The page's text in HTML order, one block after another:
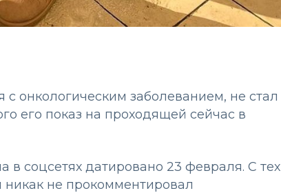
онкологическим заболеванием, не стал
его показ на проходящей сейчас в
соцсетях датировано 23 февраля. С тех
не прокомментировал